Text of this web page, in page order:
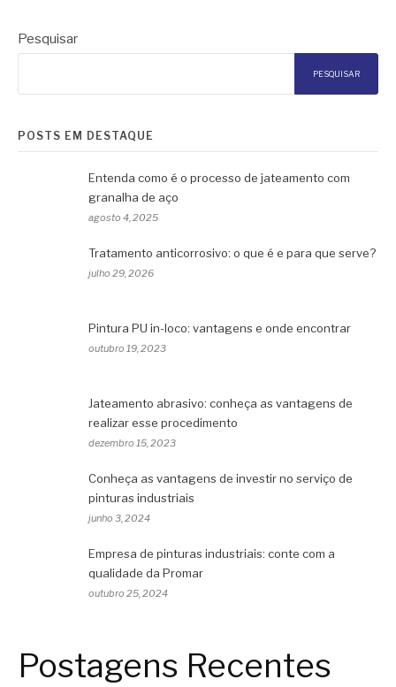
Pesquisar
PESQUISAR
POSTS EM DESTAQUE
Entenda como é o processo de jateamento com
granalha de aço
agosto 4, 2025
Tratamento anticorrosivo: o que é e para que serve?
julho 29, 2026
Pintura PU in-loco: vantagens e onde encontrar
outubro 19, 2023
Jateamento abrasivo: conheça as vantagens de
realizar esse procedimento
dezembro 15, 2023
Conheça as vantagens de investir no serviço de
pinturas industriais
junho 3, 2024
Empresa de pinturas industriais: conte com a
qualidade da Promar
outubro 25, 2024
Postagens Recentes